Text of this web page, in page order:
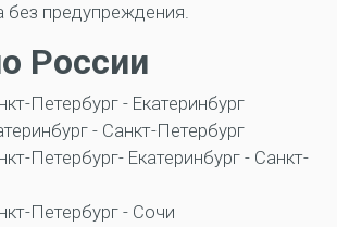
без предупреждения.
России
Петербург - Екатеринбург
- Санкт-Петербург
Петербург- Екатеринбург - Санкт-
Петербург - Сочи